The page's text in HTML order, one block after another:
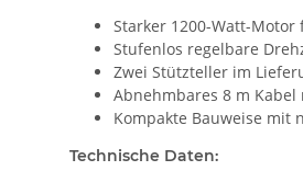
Starker 1200-Watt-
Stufenlos regelbare
Zwei Stützteller im
Abnehmbares 8 m
Kompakte Bauweise mit
Technische Daten: